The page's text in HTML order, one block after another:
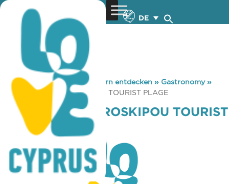
DE
You are here: Home »Zypern entdecken » Gastronomy»
ATLANTIDA -GEROSKIPOU TOURIST PLAGE
ATLANTIDA -GEROSKIPOU TOURIST
PLAGE